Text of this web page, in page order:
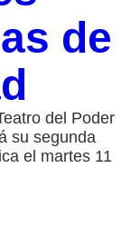
de
del Poder
su segunda
el martes 11